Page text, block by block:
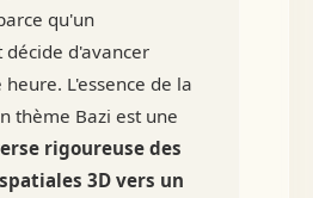
qu'un
d'avancer
L'essence de la
thème Bazi est une
rigoureuse des
3D vers un